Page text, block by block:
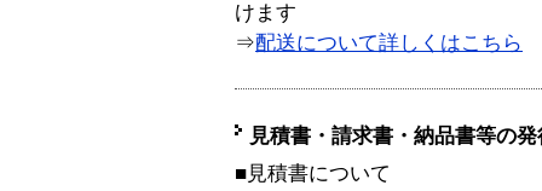
けます
⇒配送について詳しくはこちら
見積書・請求書・納品書等の
■見積書について